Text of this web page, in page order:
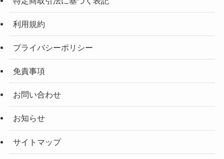
利用規約
プライバシーポリシー
免責事項
お問い合わせ
お知らせ
サイトマップ